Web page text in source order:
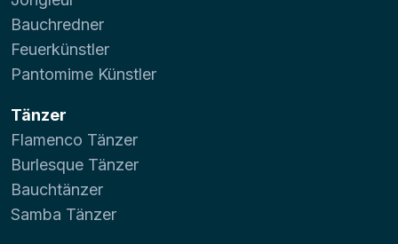
Bauchredner
Feuerkünstler
Pantomime Künstler
Tänzer
Flamenco Tänzer
Burlesque Tänzer
Bauchtänzer
Samba Tänzer